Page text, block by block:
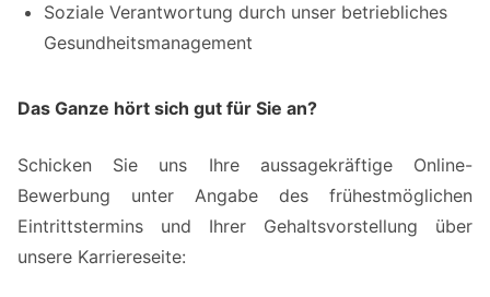
Soziale Verantwortung durch unser betriebliches
Gesundheits­management
Das Ganze hört sich gut für Sie an?
Schicken Sie uns Ihre aussage­kräftige Online-
Bewerbung unter Angabe des frühest­möglichen
Eintritts­termins und Ihrer Gehalts­vorstellung über
unsere Karriere­seite: